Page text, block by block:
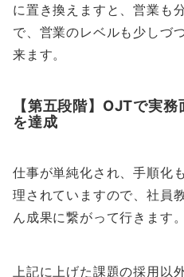
に置き換えますと、営業も
で、営業のレベルも少しづ
来ます。
【第五段階】OJTで実
を達成
仕事が単純化され、手順化
理されていますので、社員
ん成果に繋がって行きます。
上記に上げた課題の採用以